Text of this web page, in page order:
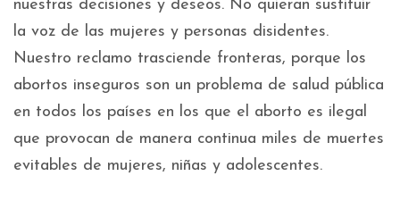
nuestras decisiones y deseos. No quieran sustituir
la voz de las mujeres y personas disidentes.
Nuestro reclamo trasciende fronteras, porque los
abortos inseguros son un problema de salud pública
en todos los países en los que el aborto es ilegal
que provocan de manera continua miles de muertes
evitables de mujeres, niñas y adolescentes.